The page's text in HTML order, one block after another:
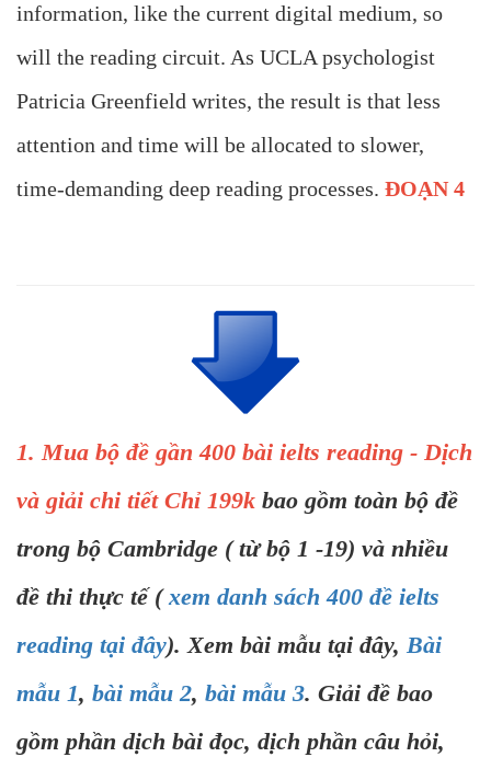
information, like the current digital medium, so
will the reading circuit. As UCLA psychologist
Patricia Greenfield writes, the result is that less
attention and time will be allocated to slower,
time-demanding deep reading processes. ĐOẠN 4
1. Mua bộ đề gần 400 bài ielts reading - Dịch
và giải chi tiết Chỉ 199k bao gồm toàn bộ đề
trong bộ Cambridge ( từ bộ 1 -19) và nhiều
đề thi thực tế (xem danh sách 400 đề ielts
reading tại đây). Xem bài mẫu tại đây, Bài
mẫu 1, bài mẫu 2, bài mẫu 3. Giải đề bao
gồm phần dịch bài đọc, dịch phần câu hỏi,